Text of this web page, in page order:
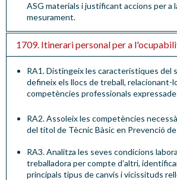
ASG materials i justificant accions per a
mesurament.
1709. Itinerari personal per a
RA1. Distingeix les característiques del
defineix els llocs de treball, relacionant-
competències professionals
RA2. Assoleix les competències
del títol de Tècnic Bàsic en Prevenció
RA3. Analitza les seves condicions
treballadora per compte d’altri,
principals tipus de canvis i vicissituds